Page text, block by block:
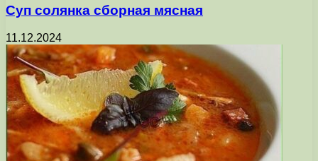
Суп солянка сборная мясная
11.12.2024